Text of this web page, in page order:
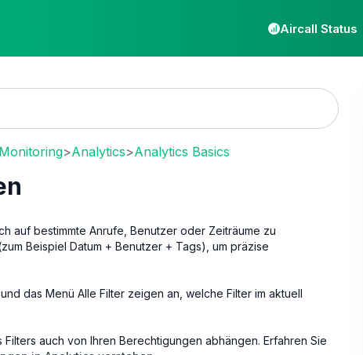
Aircall Status
>Analytics>Analytics Basics
auf bestimmte Anrufe, Benutzer oder Zeiträume zu
Beispiel Datum + Benutzer + Tags), um präzise
das Menü Alle Filter zeigen an, welche Filter im aktuell
auch von Ihren Berechtigungen abhängen. Erfahren Sie